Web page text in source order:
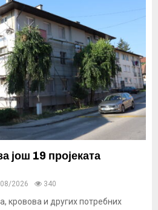
још 19 пројеката
2026 340
кровова и других потребних